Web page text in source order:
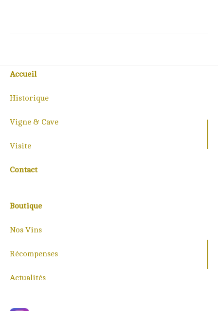
Accueil
Historique
Vigne & Cave
Visite
Contact
Boutique
Nos Vins
Récompenses
Actualités